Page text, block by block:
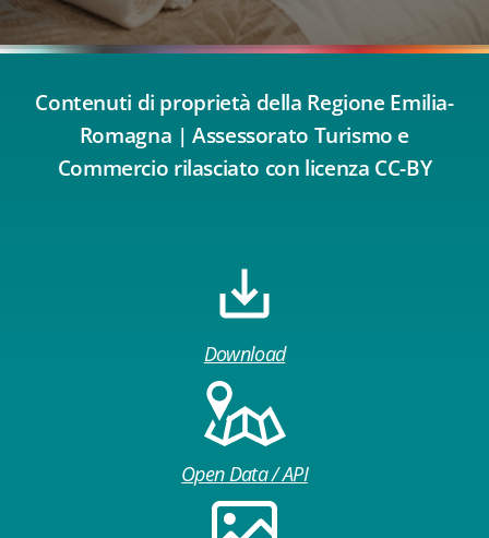
Contenuti di proprietà della Regione Emilia-
Romagna | Assessorato Turismo e
Commercio rilasciato con licenza CC-BY
Download
Open Data / API